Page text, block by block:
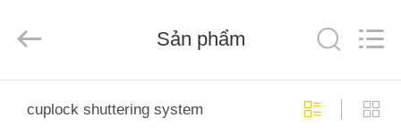
Formwork
System
All
Sản phẩm
cuplock shuttering system